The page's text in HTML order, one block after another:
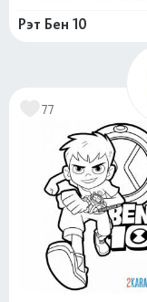
Рэт Бен 10
77